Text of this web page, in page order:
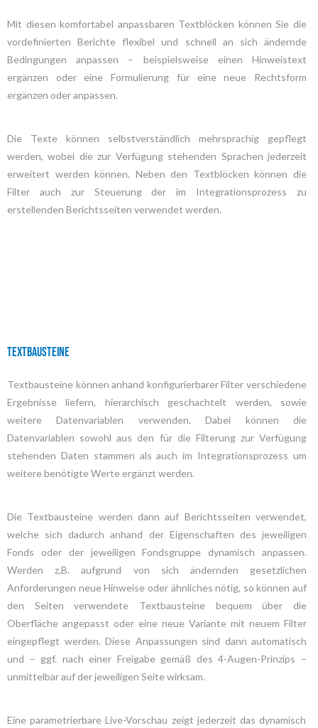
Mit diesen komfortabel anpassbaren Textblöcken können Sie die
vordefinierten Berichte flexibel und schnell an sich ändernde
Bedingungen anpassen – beispielsweise einen Hinweistext
ergänzen oder eine Formulierung für eine neue Rechtsform
ergänzen oder anpassen.
Die Texte können selbstverständlich mehrsprachig gepflegt
werden, wobei die zur Verfügung stehenden Sprachen jederzeit
erweitert werden können. Neben den Textblöcken können die
Filter auch zur Steuerung der im Integrationsprozess zu
erstellenden Berichtsseiten verwendet werden.
Textbausteine
Textbausteine können anhand konfigurierbarer Filter verschiedene
Ergebnisse liefern, hierarchisch geschachtelt werden, sowie
weitere Datenvariablen verwenden. Dabei können die
Datenvariablen sowohl aus den für die Filterung zur Verfügung
stehenden Daten stammen als auch im Integrationsprozess um
weitere benötigte Werte ergänzt werden.
Die Textbausteine werden dann auf Berichtsseiten verwendet,
welche sich dadurch anhand der Eigenschaften des jeweiligen
Fonds oder der jeweiligen Fondsgruppe dynamisch anpassen.
Werden z.B. aufgrund von sich ändernden gesetzlichen
Anforderungen neue Hinweise oder ähnliches nötig, so können auf
den Seiten verwendete Textbausteine bequem über die
Oberfläche angepasst oder eine neue Variante mit neuem Filter
eingepflegt werden. Diese Anpassungen sind dann automatisch
und – ggf. nach einer Freigabe gemäß des 4-Augen-Prinzips –
unmittelbar auf der jeweiligen Seite wirksam.
Eine parametrierbare Live-Vorschau zeigt jederzeit das dynamisch